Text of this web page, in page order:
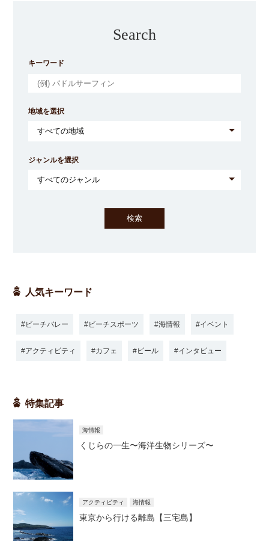
Search
キーワード
地域を選択
ジャンルを選択
人気キーワード
ビーチバレー ビーチスポーツ 海情報 イベント
アクティビティ カフェ ビール インタビュー
特集記事
海情報
くじらの一生〜海洋生物シリーズ〜
アクティビティ 海情報
東京から行ける離島【三宅島】